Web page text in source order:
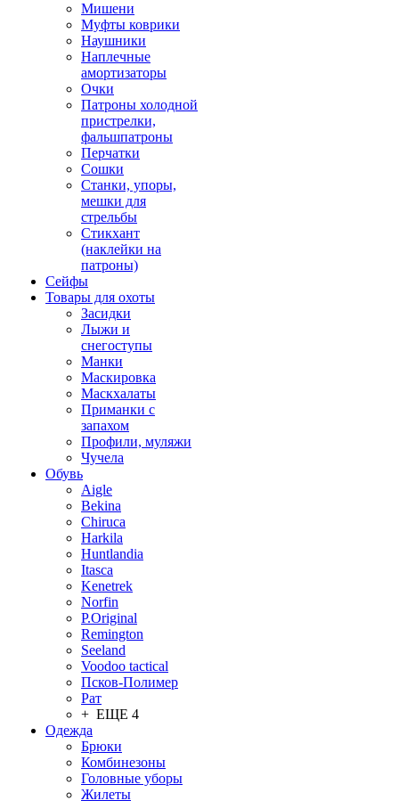
Мишени
Муфты коврики
Наушники
Наплечные
амортизаторы
Очки
Патроны холодной
пристрелки,
фальшпатроны
Перчатки
Сошки
Станки, упоры,
мешки для
стрельбы
Стикхант
(наклейки на
патроны)
Сейфы
Товары для охоты
Засидки
Лыжи и
снегоступы
Манки
Маскировка
Маскхалаты
Приманки с
запахом
Профили, муляжи
Чучела
Обувь
Aigle
Bekina
Chiruсa
Harkila
Huntlandia
Itasca
Kenetrek
Norfin
P.Original
Remington
Seeland
Voodoo tactical
Псков-Полимер
Рат
+ ЕЩЕ 4
Одежда
Брюки
Комбинезоны
Головные уборы
Жилеты